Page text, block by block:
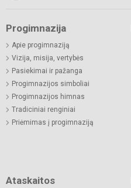
Progimnazija
Apie progimnaziją
Vizija, misija, vertybės
Pasiekimai ir pažanga
Progimnazijos simboliai
Progimnazijos himnas
Tradiciniai renginiai
Priėmimas į progimnaziją
Ataskaitos